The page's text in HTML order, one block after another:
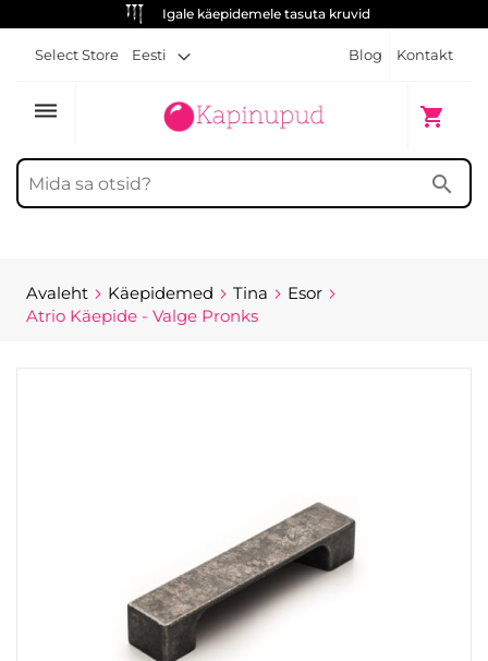
Igale käepidemele tasuta kruvid
Blog Kontakt
Select Store Eesti
dehaze shopping_cart
Minu
search
Avaleht Käepidemed Tina
Esor
Atrio Käepide - Valge Pronks